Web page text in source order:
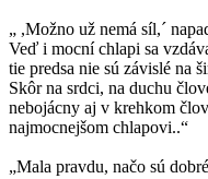
„ ,Možno už nemá síl,´
Veď i mocní chlapi sa
tie predsa nie sú závislé na
Skôr na srdci, na duchu
nebojácny aj v krehkom
najmocnejšom chlapovi..“
„Mala pravdu, načo sú